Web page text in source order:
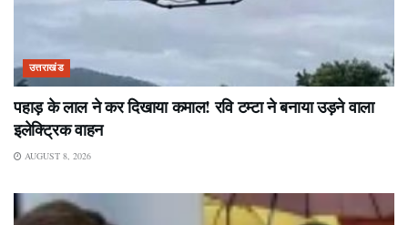
उत्तराखंड
पहाड़ के लाल ने कर दिखाया कमाल! रवि टम्टा ने बनाया उड़ने वाला
इलेक्ट्रिक वाहन
AUGUST 8, 2026